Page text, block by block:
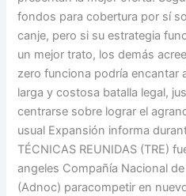
fondos para cobertura por sí
canje, pero si su estrategia
un mejor trato, los demás
zero funciona podría encantar
larga y costosa batalla legal,
centrarse sobre lograr el
usual Expansión informa
TÉCNICAS REUNIDAS (TRE)
angeles Compañía Nacional
(Adnoc) paracompetir en